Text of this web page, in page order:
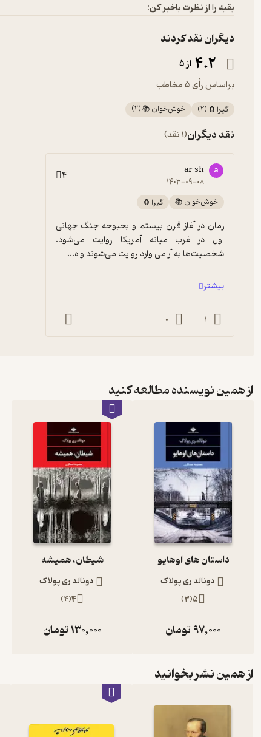
بقیه را از نظرت باخبر کن:
دیگران نقد کردند
4.2 از 5
براساس رأی 5 مخاطب
گیرا 🧲 (
2
) خوش‌خوان 📚(
2
)
نقد دیگران(1 نقد)
a
ar sh
۱۴۰۳-۰۹-۰۸ 4
خوش‌خوان 📚 گیرا 🧲
شخصیت‌ها به آرامی وارد روایت می‌شوند و ه...
بیشتر
1
0
از همین نویسنده مطالعه کنید
داستان های اوهایو
دونالد ری پولاک
5
(
3
)
97,000تومان
شیطان، همیشه
دونالد ری پولاک
4
(
4
)
130,000تومان
از همین نشر بخوانید